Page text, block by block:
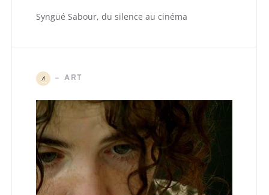
Syngué Sabour, du silence au cinéma
A ART